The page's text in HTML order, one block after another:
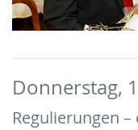
Donnerstag,
Regulierungen